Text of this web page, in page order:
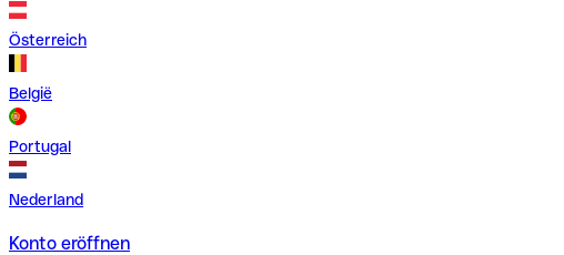
Österreich
België
Portugal
Nederland
Konto eröffnen